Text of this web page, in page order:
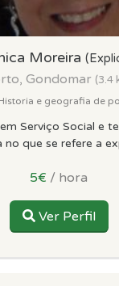
Moreira
Gondomar (3.4
e geografia de
Serviço Social e
no que se refere a
5€ / hora
Ver Perfil